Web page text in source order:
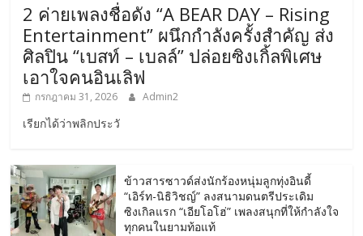
2 ค่ายเพลงชื่อดัง “A BEAR DAY – Rising
Entertainment” ผนึกกำลังครั้งสำคัญ ส่ง
ศิลปิน “เบสท์ – เบลล์” ปล่อยซิงเกิ้ลพิเศษ
เอาใจคนอินเลิฟ
กรกฎาคม 31, 2026 Admin2
เรียกได้ว่าพลิกประวั
ข้าวสารซาวด์ส่งนักร้องหนุ่มลูกทุ่งอินดี้
“เอิร์ท-นิธิวิชญ์” ลงสนามดนตรีประเดิม
ซิงเกิลแรก “เอียโอโฮ่” เพลงสนุกที่ให้กำลังใจ
ทุกคนในยามท้อแท้